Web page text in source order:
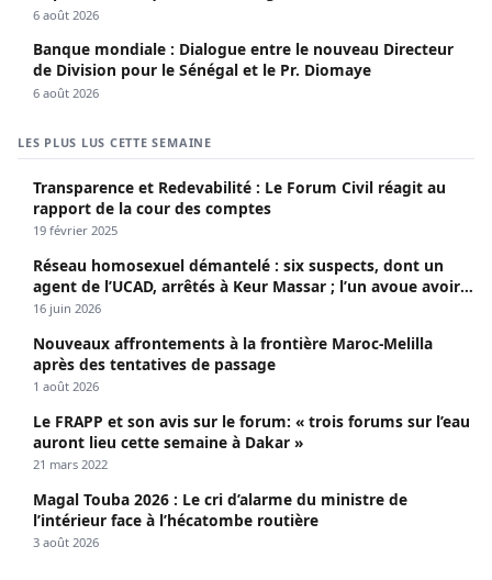
6 août 2026
Banque mondiale : Dialogue entre le nouveau Directeur
de Division pour le Sénégal et le Pr. Diomaye
6 août 2026
LES PLUS LUS CETTE SEMAINE
Transparence et Redevabilité : Le Forum Civil réagit au
rapport de la cour des comptes
19 février 2025
Réseau homosexuel démantelé : six suspects, dont un
agent de l’UCAD, arrêtés à Keur Massar ; l’un avoue avoir
propagé le VIH depuis 2018
16 juin 2026
Nouveaux affrontements à la frontière Maroc-Melilla
après des tentatives de passage
1 août 2026
Le FRAPP et son avis sur le forum: « trois forums sur l’eau
auront lieu cette semaine à Dakar »
21 mars 2022
Magal Touba 2026 : Le cri d’alarme du ministre de
l’intérieur face à l’hécatombe routière
3 août 2026